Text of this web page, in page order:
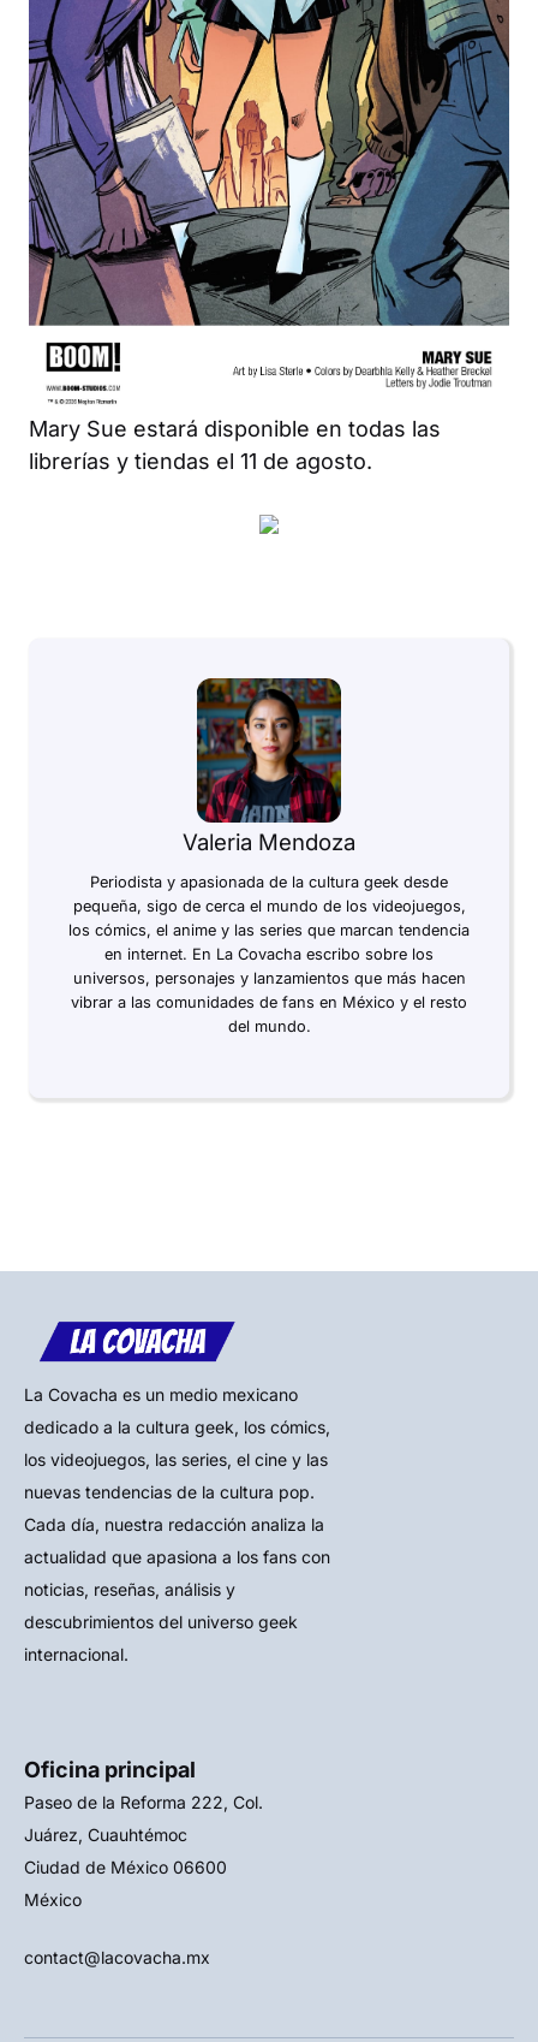
Mary Sue estará disponible en todas las
librerías y tiendas el 11 de agosto.
Valeria Mendoza
Periodista y apasionada de la cultura geek desde
pequeña, sigo de cerca el mundo de los videojuegos,
los cómics, el anime y las series que marcan tendencia
en internet. En La Covacha escribo sobre los
universos, personajes y lanzamientos que más hacen
vibrar a las comunidades de fans en México y el resto
del mundo.
La Covacha es un medio mexicano
dedicado a la cultura geek, los cómics,
los videojuegos, las series, el cine y las
nuevas tendencias de la cultura pop.
Cada día, nuestra redacción analiza la
actualidad que apasiona a los fans con
noticias, reseñas, análisis y
descubrimientos del universo geek
internacional.
Oficina principal
Paseo de la Reforma 222, Col.
Juárez, Cuauhtémoc
Ciudad de México 06600
México
contact@lacovacha.mx